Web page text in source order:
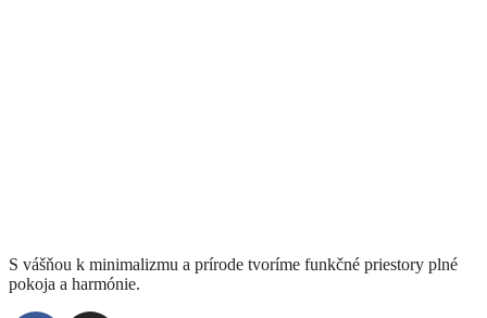
S vášňou k minimalizmu a prírode tvoríme funkčné priestory plné
pokoja a harmónie.